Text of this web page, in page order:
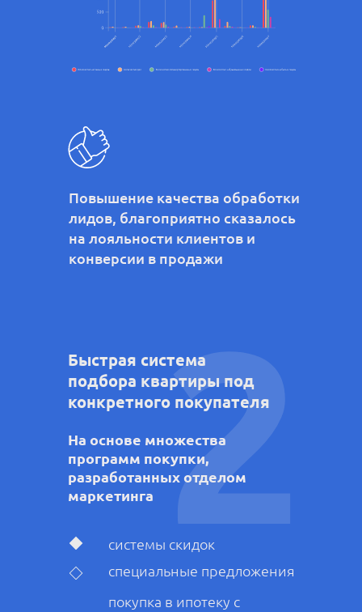
Повышение качества обработки
лидов, благоприятно сказалось
на лояльности клиентов и
конверсии в продажи
Быстрая система
подбора квартиры под
конкретного покупателя
На основе множества
программ покупки,
разработанных отделом
маркетинга
2
системы скидок
специальные предложения
покупка в ипотеку с